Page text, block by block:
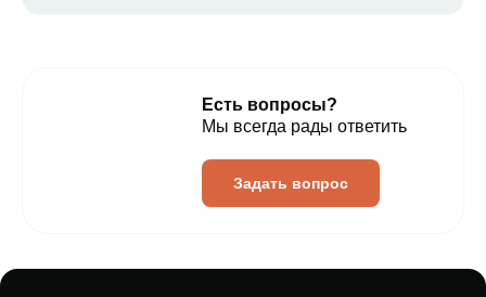
Есть вопросы?
Мы всегда рады ответить
Задать вопрос